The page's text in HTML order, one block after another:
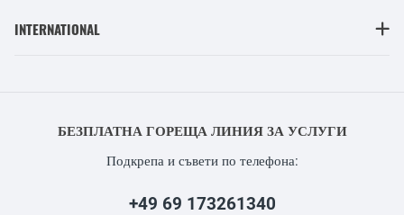
INTERNATIONAL
БЕЗПЛАТНА ГОРЕЩА ЛИНИЯ ЗА УСЛУГИ
Подкрепа и съвети по телефона:
+49 69 173261340